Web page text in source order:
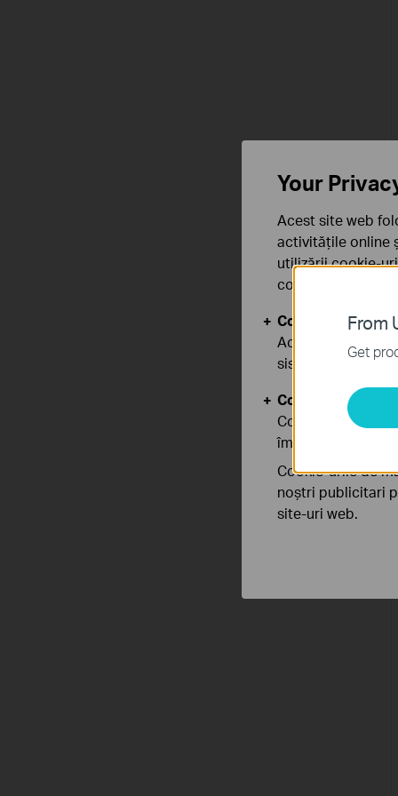
From
Get
Your
Acest site web
activitățile online
utilizării cookie-
confidențialitate
Cookie-uri de
Aceste cookie-uri
sistemele tale
Cookie-uri de
Cookie-urile de
îmbunătăți și
Cookie-urile de
noștri publicitari
site-uri web.